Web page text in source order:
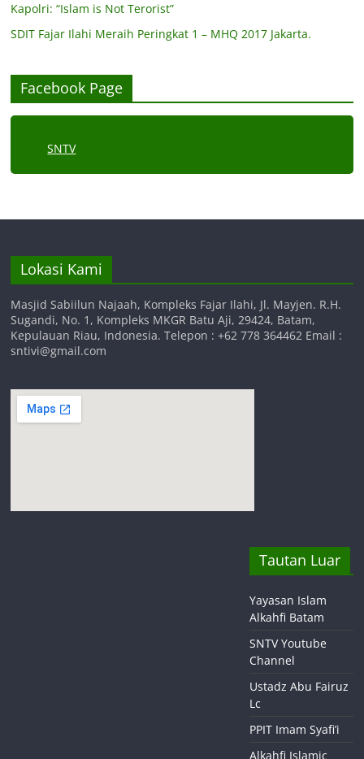
Kapolri: “Islam is Not Terorist”
SDIT Fajar Ilahi Meraih Peringkat 1 – MHQ 2017 Jakarta.
Facebook Page
SNTV
Lokasi Kami
Masjid Sabiilun Najaah, Kompleks Fajar Ilahi, Jl. Mayjen. R.H.
Sugandi, No. 1, Kompleks MKGR Batu Aji, 29424, Batam,
Kepulauan Riau, Indonesia. Telepon : +62 778 364462 Email :
sntivi@gmail.com
Tautan Luar
Yayasan Islam
Alkahfi Batam
SNTV Youtube
Channel
Ustadz Abu Fairuz
Lc
PPIT Imam Syafi’i
Alkahfi Islamic